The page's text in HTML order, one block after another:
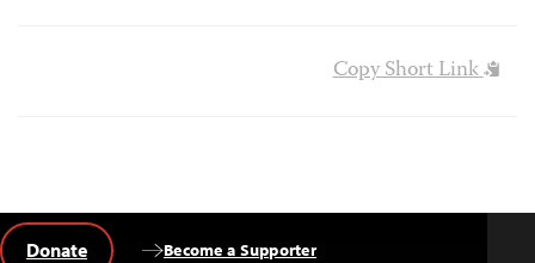
Copy Short Link
Become a Supporter
Donate